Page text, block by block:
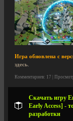
Игра обновлена с
здесь
Комментариев: 17 |
Скачать игру
Early Access] -
разработки